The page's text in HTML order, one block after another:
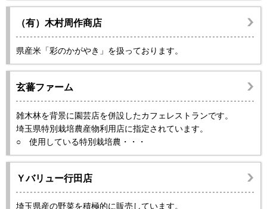
（有）木村周作商店
県産米「彩のかがやき」を扱っております。
玄蕃ファーム
雑木林を背景に園芸店を併設したカフェレストランです。
埼玉県特別栽培農産物利用店に指定されています。
○ 使用している特別栽培農・・・
Ｙバリュー行田店
埼玉県産の野菜を積極的に販売しています。